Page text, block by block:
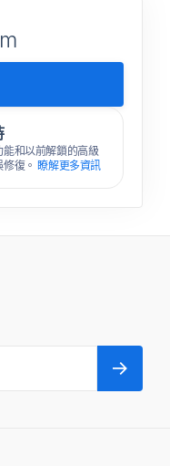
和以前解鎖的高級
復。 瞭解更多資訊